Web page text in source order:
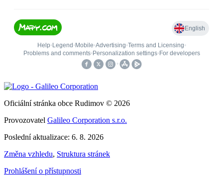
Oficiální stránka obce Rudimov © 2026
Provozovatel Galileo Corporation s.r.o.
Poslední aktualizace: 6. 8. 2026
Změna vzhledu, Struktura stránek
Prohlášení o přístupnosti